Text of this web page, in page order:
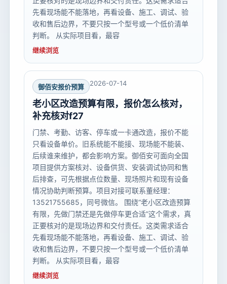
先看现场能不能落地，再看设备、施工、调试、验
收和售后边界，不要只按一个型号或一个低价清单
判断。 从实际项目看，最容
继续浏览
御佰安报价预算 2026-07-14
老小区改造预算有限，报价怎么核对，
补充核对f27
门禁、考勤、访客、停车或一卡通改造，报价不能
只看设备单价。旧系统能不能接、现场能不能装、
后续谁来维护，都会影响方案。御佰安可面向全国
项目提供方案核对、设备供货、安装调试协同和售
后排查，可先根据点位数量、现场照片和现有设备
情况协助判断预算。项目对接可联系董经理：
13521755685，同号微信。 围绕“老小区改造预算
有限，先做门禁还是先做停车更合适”这个需求，真
正要核对的是现场边界和交付责任。这类需求适合
先看现场能不能落地，再看设备、施工、调试、验
收和售后边界，不要只按一个型号或一个低价清单
判断。 从实际项目看，最容
继续浏览